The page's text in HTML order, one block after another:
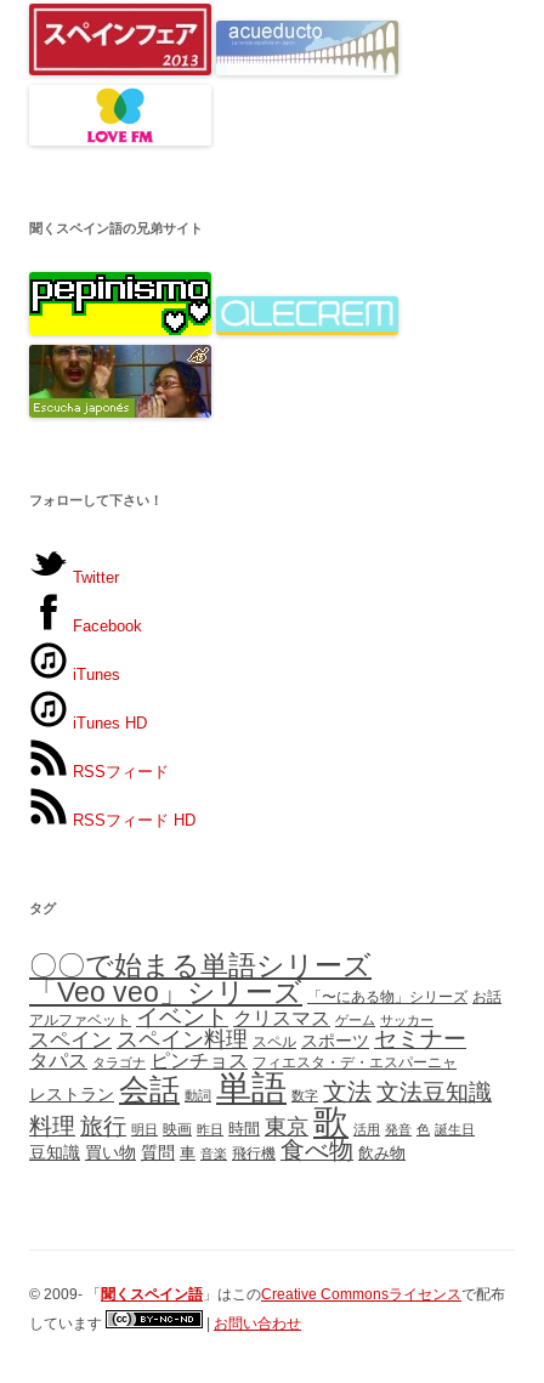
聞くスペイン語の兄弟サイト
フォローして下さい！
Twitter
Facebook
iTunes
iTunes HD
RSSフィード
RSSフィード HD
タグ
〇〇で始まる単語シリーズ
「Veo veo」シリーズ
「〜にある物」シリーズ お話
アルファベット
イベント クリスマス ゲーム サッカー
スペイン スペイン料理 スペル スポーツ セミナー
タパス タラゴナ ピンチョス フィエスタ・デ・エスパーニャ
レストラン 会話 動詞 単語 数字 文法文法豆知識
料理 旅行 明日 映画 昨日 時間 東京歌 活用 発音 色 誕生日
豆知識 買い物 質問 車 音楽 飛行機 食べ物 飲み物
© 2009- 「聞くスペイン語」 はこのCreative Commonsライセンスで配布
しています
| お問い合わせ